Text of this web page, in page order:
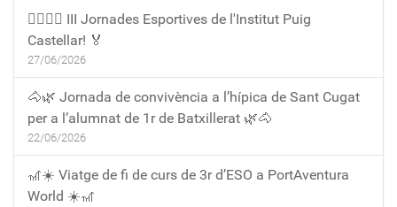
🏃‍♀️🏃‍♂️ III Jornades Esportives de l'Institut Puig
Castellar! 🏅
27/06/2026
🐴🌿 Jornada de convivència a l’hípica de Sant Cugat
per a l’alumnat de 1r de Batxillerat 🌿🐴
22/06/2026
🎢☀️ Viatge de fi de curs de 3r d’ESO a PortAventura
World ☀️🎢